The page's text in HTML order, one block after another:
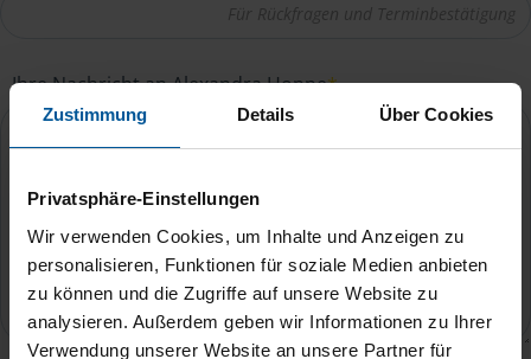
Zustimmung Details Über Cookies
Privatsphäre-Einstellungen
Wir verwenden Cookies, um Inhalte und Anzeigen zu
personalisieren, Funktionen für soziale Medien anbieten
zu können und die Zugriffe auf unsere Website zu
analysieren. Außerdem geben wir Informationen zu Ihrer
Verwendung unserer Website an unsere Partner für
Ihre Nachricht an Alexandra Hoppe*